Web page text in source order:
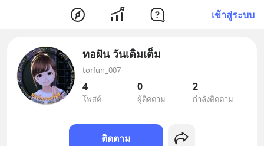
เข้าสู่ระบบ
ทอฝัน วันเติมเต็ม
torfun_007
4
โพสต์
0
ผู้ติดตาม
2
กำลังติดตาม
ติดตาม